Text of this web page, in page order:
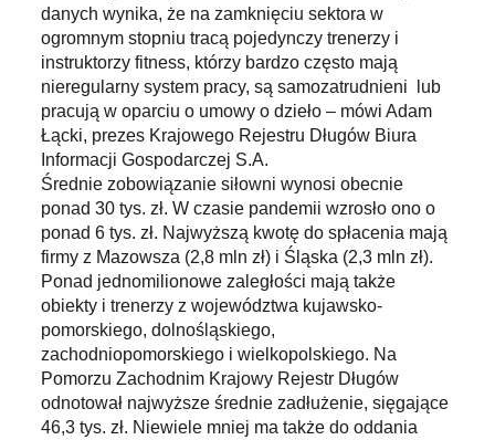
danych wynika, że na zamknięciu sektora w
ogromnym stopniu tracą pojedynczy trenerzy i
instruktorzy fitness, którzy bardzo często mają
nieregularny system pracy, są samozatrudnieni lub
pracują w oparciu o umowy o dzieło – mówi Adam
Łącki, prezes Krajowego Rejestru Długów Biura
Informacji Gospodarczej S.A.
Średnie zobowiązanie siłowni wynosi obecnie
ponad 30 tys. zł. W czasie pandemii wzrosło ono o
ponad 6 tys. zł. Najwyższą kwotę do spłacenia mają
firmy z Mazowsza (2,8 mln zł) i Śląska (2,3 mln zł).
Ponad jednomilionowe zaległości mają także
obiekty i trenerzy z województwa kujawsko-
pomorskiego, dolnośląskiego,
zachodniopomorskiego i wielkopolskiego. Na
Pomorzu Zachodnim Krajowy Rejestr Długów
odnotował najwyższe średnie zadłużenie, sięgające
46,3 tys. zł. Niewiele mniej ma także do oddania